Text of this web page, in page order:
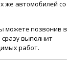
же автомобилей со
можете позвонив в
сразу выполнит
работ.